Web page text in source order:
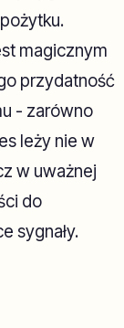
magicznym
przydatność
- zarówno
leży nie w
w uważnej
do
sygnały.